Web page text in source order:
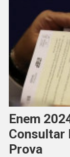
Enem
Consultar
Prova